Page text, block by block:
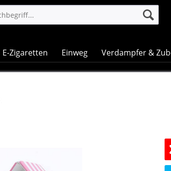
E-Zigaretten Einweg Verdampfer &